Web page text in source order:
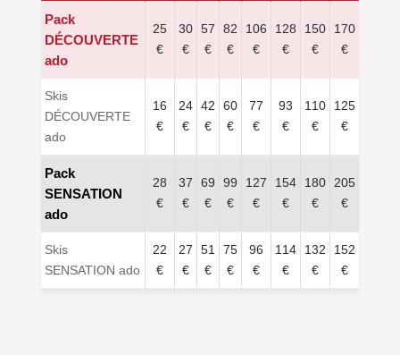
Pack
DÉCOUVERTE
ado
25
€
30
€
57
€
82
€
106
€
128
€
150
€
170
€
Skis
DÉCOUVERTE
ado
16
€
24
€
42
€
60
€
77
€
93
€
110
€
125
€
Pack
SENSATION
ado
28
€
37
€
69
€
99
€
127
€
154
€
180
€
205
€
Skis
SENSATION ado
22
€
27
€
51
€
75
€
96
€
114
€
132
€
152
€